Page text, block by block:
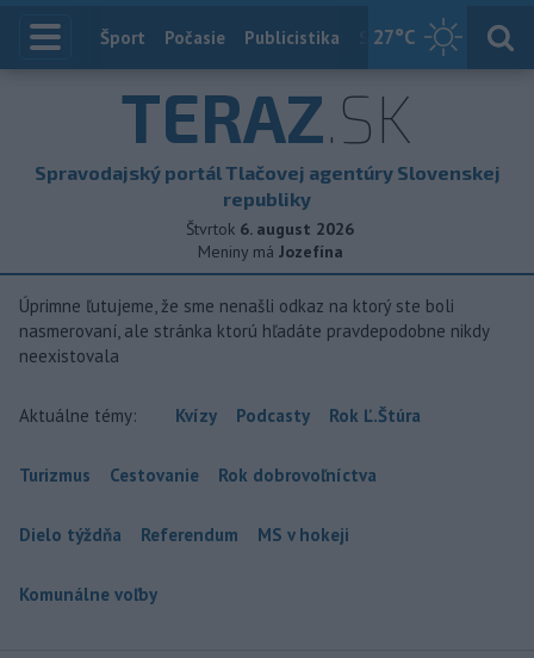
27°C
Index
Šport Počasie Publicistika Slovensko
TERAZ.SK
Spravodajský portál Tlačovej agentúry Slovenskej
republiky
Štvrtok 6. august 2026
Meniny má Jozefína
Úprimne ľutujeme, že sme nenašli odkaz na ktorý ste boli
nasmerovaní, ale stránka ktorú hľadáte pravdepodobne nikdy
neexistovala
Aktuálne témy: Kvízy Podcasty Rok Ľ.Štúra
Turizmus Cestovanie Rok dobrovoľníctva
Dielo týždňa Referendum MS v hokeji
Komunálne voľby